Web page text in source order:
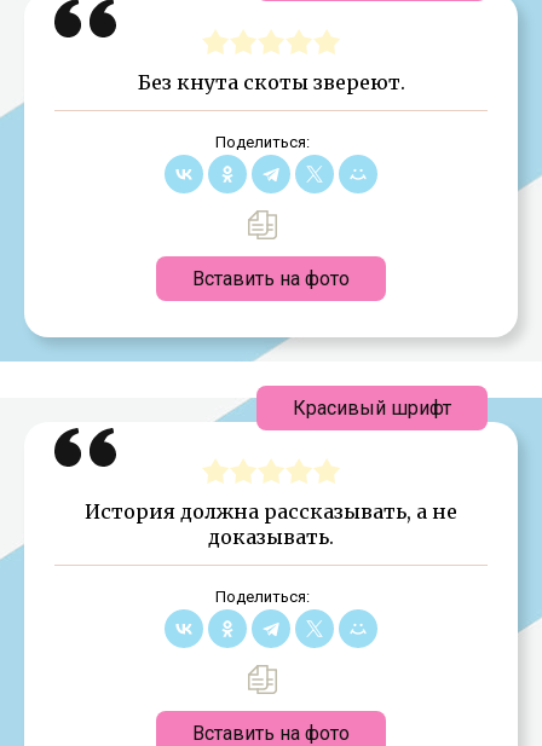
Без кнута скоты звереют.
Поделиться:
Вставить на фото
История должна рассказывать, а не
доказывать.
Поделиться:
Вставить на фото
Красивый шрифт